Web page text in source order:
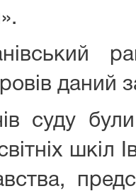
даний
суду
шкіл